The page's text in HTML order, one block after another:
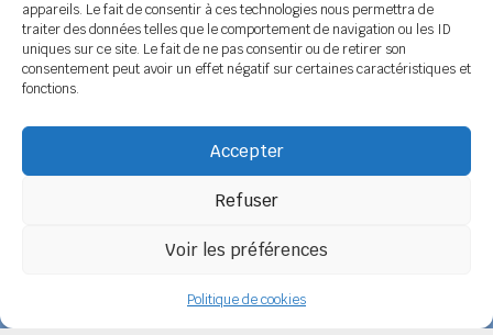
appareils. Le fait de consentir à ces technologies nous permettra de
traiter des données telles que le comportement de navigation ou les ID
uniques sur ce site. Le fait de ne pas consentir ou de retirer son
consentement peut avoir un effet négatif sur certaines caractéristiques et
fonctions.
Accepter
Refuser
Voir les préférences
Politique de cookies
COORDONNÉES
Siège social6 rue de Tolbiac - 37100 TOURS
Tél. 02 47 51 89 78 / 06 08 86 79 50
SecrétariatBP 14 - 79800 LA MOTHE SAINT HERAY
Tél. 05 49 04 91 45 / 06 14 12 56 26
Mentions légales | Politique de confidentialité